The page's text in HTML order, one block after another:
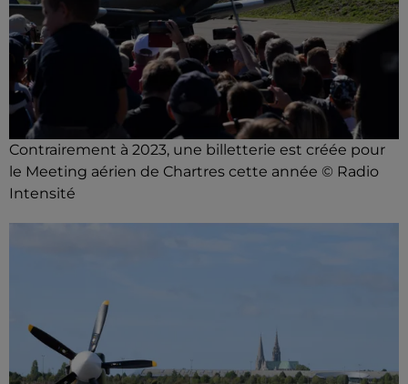
Contrairement à 2023, une billetterie est créée pour
le Meeting aérien de Chartres cette année © Radio
Intensité